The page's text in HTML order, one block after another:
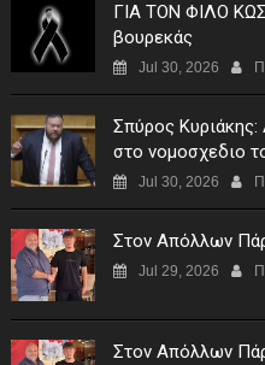
ΓIA TON ΦIΛO
βουρεκάς
Jul 30, 2026
Σπύρος
στο νομοσχεδιο
Jul 30, 2026
Στον Απόλλων
Jul 29, 2026
Στον Απόλλων